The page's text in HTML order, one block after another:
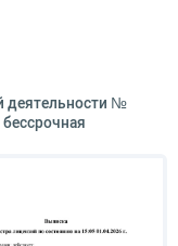
деятельности №